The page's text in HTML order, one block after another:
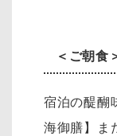
＜ご朝食
宿泊の醍醐
海御膳】ま